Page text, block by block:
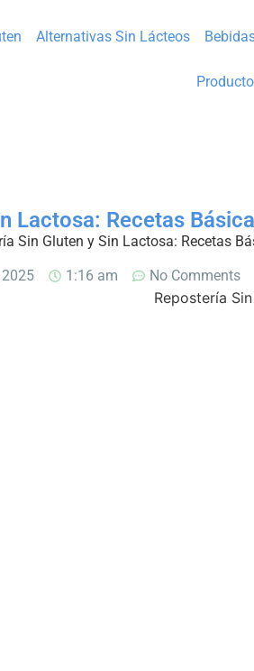
Alternativas Sin Lácteos
Lactosa: Recetas
Sin Gluten y Sin Lactosa: Recetas
1:16 am No Comments